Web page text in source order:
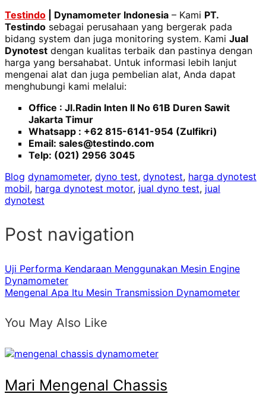
Testindo
Dynamometer Indonesia – Kami PT.
Testindo sebagai perusahaan yang bergerak pada
bidang system dan juga monitoring system. Kami Jual
Dynotest dengan kualitas terbaik dan pastinya dengan
harga yang bersahabat. Untuk informasi lebih lanjut
mengenai alat dan juga pembelian alat, Anda dapat
menghubungi kami melalui:
Office : Jl.Radin Inten II No 61B Duren Sawit
Jakarta Timur
Whatsapp : +62 815-6141-954 (Zulfikri)
Email: sales@testindo.com
Telp: (021) 2956 3045
Blog dynamometer, dyno test, dynotest, harga dynotest
mobil, harga dynotest motor, jual dyno test, jual
dynotest
Post navigation
Uji Performa Kendaraan Menggunakan Mesin Engine
Dynamometer
Mengenal Apa Itu Mesin Transmission Dynamometer
You May Also Like
Mari Mengenal Chassis